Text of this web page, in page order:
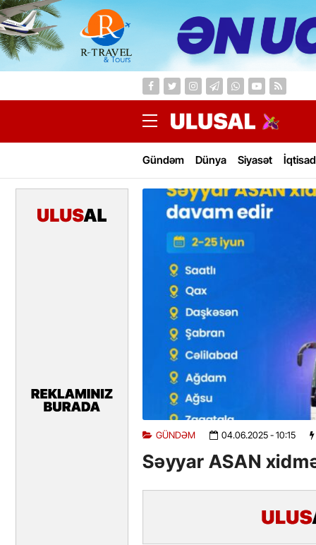
Gündəm Dünya Siyasət
GÜNDƏM 04.06.2025- 10:15
Səyyar ASAN